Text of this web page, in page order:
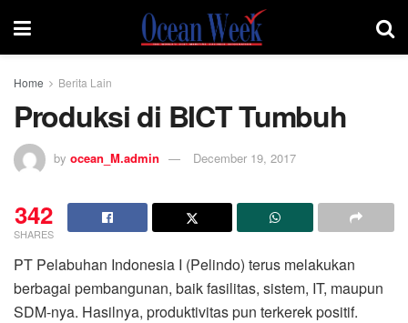
Home Berita Lain
Produksi di BICT Tumbuh
by ocean_M.admin December 19, 2017
342
SHARES
PT Pelabuhan Indonesia I (Pelindo) terus melakukan
berbagai pembangunan, baik fasilitas, sistem, IT, maupun
SDM-nya. Hasilnya, produktivitas pun terkerek positif.